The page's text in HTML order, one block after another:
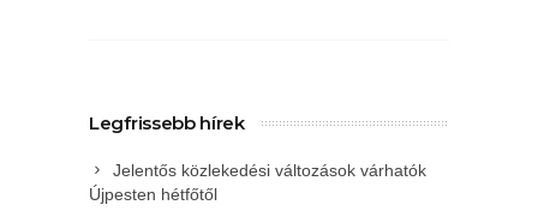
Legfrissebb hírek
Jelentős közlekedési változások várhatók
Újpesten hétfőtől